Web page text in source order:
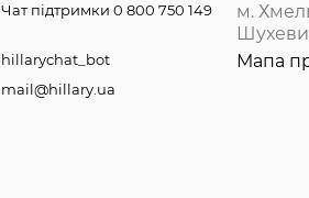
Чат підтримки 0 800 750 149
hillarychat_bot
mail@hillary.ua
м.
Мапа